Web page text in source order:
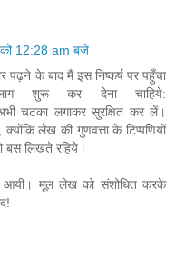
12:28 am बजे
पढ़ने के बाद मैं इस निष्कर्ष पर पहुँचा
शुरू कर देना चाहिये:
चटका लगाकर सुरक्षित कर लें।
लेख की गुणवत्ता के टिप्पणियों
बस लिखते रहिये।
आयी। मूल लेख को संशोधित करके